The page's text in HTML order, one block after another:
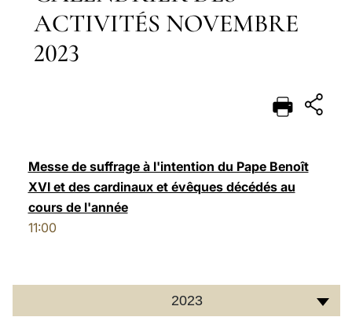
POLSKI
中文
LATINE
ACTIVITÉS NOVEMBRE
2023
Messe de suffrage à l'intention du Pape Benoît
XVI et des cardinaux et évêques décédés au
cours de l'année
11:00
2023